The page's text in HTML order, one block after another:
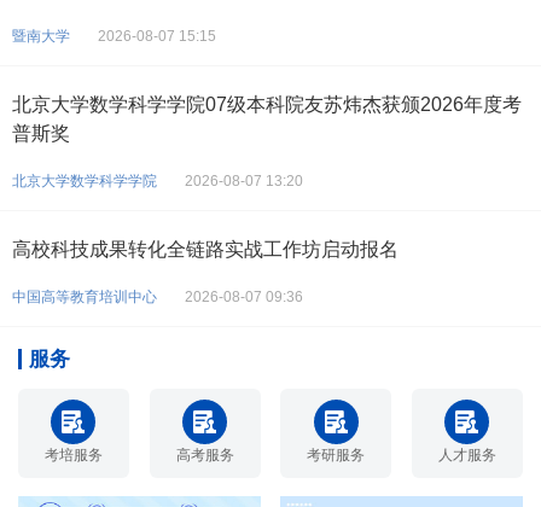
暨南大学 2026-08-07 15:15
北京大学数学科学学院07级本科院友苏炜杰获颁2026年度考
普斯奖
北京大学数学科学学院 2026-08-07 13:20
高校科技成果转化全链路实战工作坊启动报名
中国高等教育培训中心 2026-08-07 09:36
服务
考培服务 高考服务 考研服务 人才服务